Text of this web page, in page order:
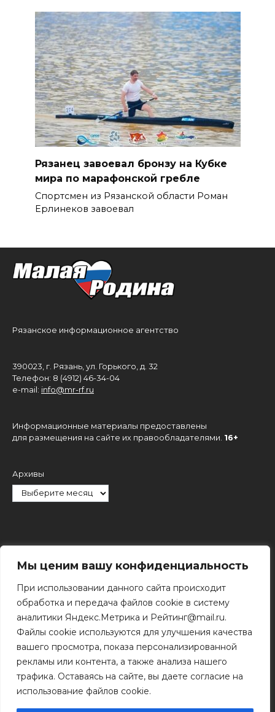
Мы ценим вашу конфиденциальность
При использовании данного сайта происходит
обработка и передача файлов cookie в систему
аналитики Яндекс.Метрика и Рейтинг@mail.ru.
Файлы cookie используются для улучшения качества
вашего просмотра, показа персонализированной
рекламы или контента, а также анализа нашего
трафика. Оставаясь на сайте, вы даете согласие на
использование файлов cookie.
Рязанец завоевал бронзу на Кубке
мира по марафонской гребле
Спортсмен из Рязанской области Роман
Ерлинеков завоевал
Рязанское информационное агентство
390023, г. Рязань, ул. Горького, д. 32
Телефон: 8 (4912) 46-34-04
e-mail: info@mr-rf.ru
Информационные материалы предоставлены
для размещения на сайте их правообладателями. 16+
Архивы
Поиск